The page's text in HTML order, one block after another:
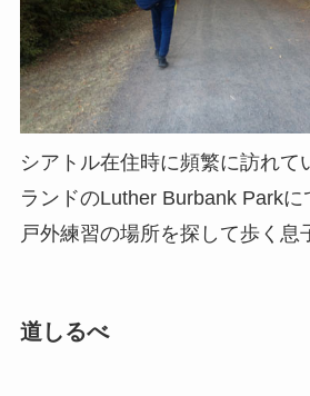
シアトル在住時に頻繁に訪れて
ランドのLuther Burbank Park
戸外練習の場所を探して歩く息
道しるべ